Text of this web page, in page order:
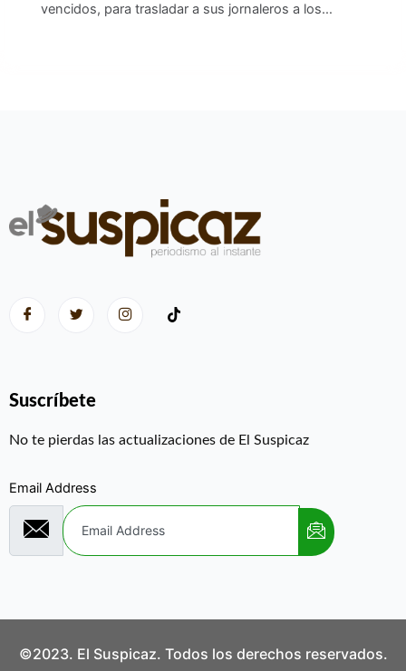
vencidos, para trasladar a sus jornaleros a los…
Suscríbete
No te pierdas las actualizaciones de El Suspicaz
Email Address
©2023. El Suspicaz. Todos los derechos reservados.